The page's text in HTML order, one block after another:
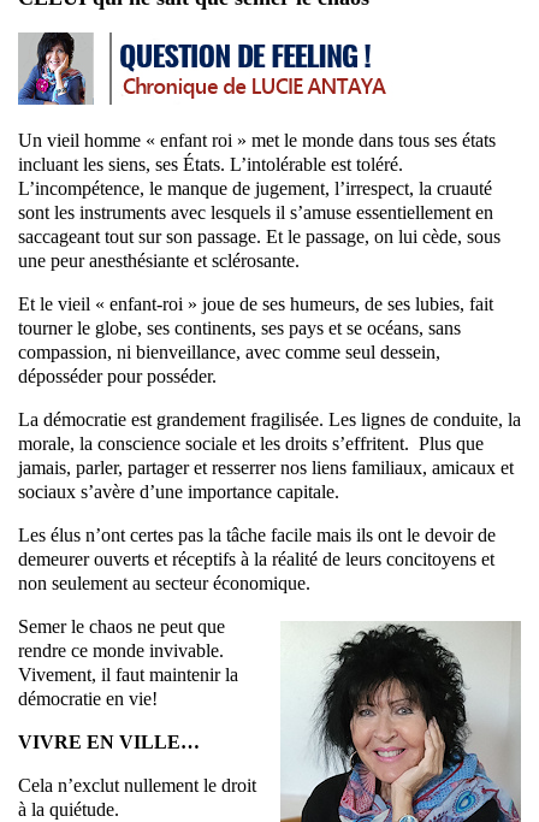
Un vieil homme « enfant roi » met le monde dans tous ses états
incluant les siens, ses États. L’intolérable est toléré.
L’incompétence, le manque de jugement, l’irrespect, la cruauté
sont les instruments avec lesquels il s’amuse essentiellement en
saccageant tout sur son passage. Et le passage, on lui cède, sous
une peur anesthésiante et sclérosante.
Et le vieil « enfant-roi » joue de ses humeurs, de ses lubies, fait
tourner le globe, ses continents, ses pays et se océans, sans
compassion, ni bienveillance, avec comme seul dessein,
déposséder pour posséder.
La démocratie est grandement fragilisée. Les lignes de conduite, la
morale, la conscience sociale et les droits s’effritent. Plus que
jamais, parler, partager et resserrer nos liens familiaux, amicaux et
sociaux s’avère d’une importance capitale.
Les élus n’ont certes pas la tâche facile mais ils ont le devoir de
demeurer ouverts et réceptifs à la réalité de leurs concitoyens et
non seulement au secteur économique.
Semer le chaos ne peut que
rendre ce monde invivable.
Vivement, il faut maintenir la
démocratie en vie!
VIVRE EN VILLE…
Cela n’exclut nullement le droit
à la quiétude.